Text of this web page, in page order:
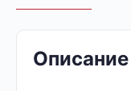
Описание